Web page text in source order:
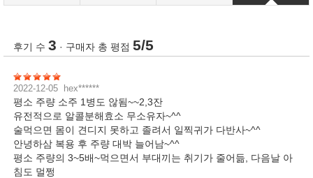
후기 수 3 · 구매자 총 평점 5/5
2022-12-05 hex******
평소 주량 소주 1병도 않됨~~2,3잔
유전적으로 알콜분해효소 무소유자~^^
술먹으면 몸이 견디지 못하고 졸려서 일찍귀가 다반사~^^
안녕하삼 복용 후 주량 대박 늘어남~^^
평소 주량의 3~5배~먹으면서 부대끼는 취기가 줄어듦, 다음날 아
침도 멀쩡